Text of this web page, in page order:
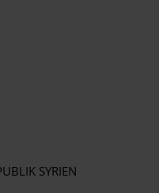
SYRIEN